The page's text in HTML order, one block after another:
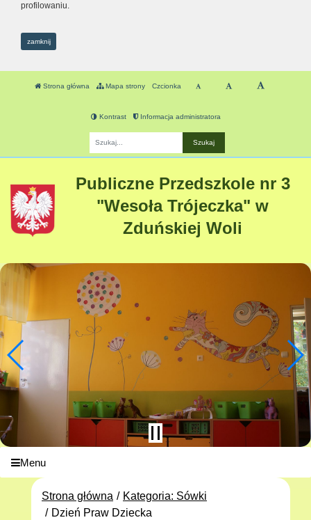
profilowaniu.
zamknij
Strona główna Mapa strony Czcionka
Kontrast Informacja administratora
Publiczne Przedszkole nr 3
"Wesoła Trójeczka" w
Zduńskiej Woli
Menu
Strona główna
Kategoria: Sówki
Dzień Praw Dziecka